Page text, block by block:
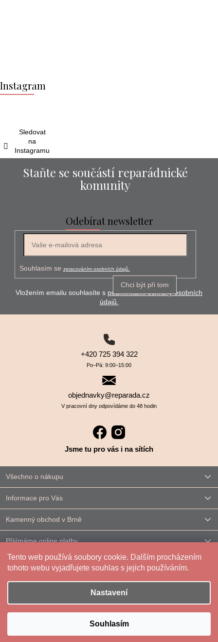
Tento web používá soubory cookie. Dalším procházením
tohoto webu vyjadřujete souhlas s jejich používáním.
Nastavení
Souhlasím
á
p
Instagram
Sledovat
na
Instagramu
Staňte se součástí reparádnické
komunity
Odebírat newsletter
Souhlasím se zpracováním osobních údajů.
Chci být při tom
Vložením emailu souhlasíte s podmínkami ochrany osobních
údajů.
+420 725 394 322
Po–⁠⁠⁠⁠⁠⁠Pá: 9:00–⁠⁠⁠⁠⁠⁠15:00
objednavky@reparada.cz
V pracovní dny odpovídáme do 48 hodin
Jsme tu pro vás i na sítích
Všechno o nákupu
Informace pro Vás
Kamenný obchod v Brně
Přijímáme online platby
Kontakt
Vytvořil Shoptet|Upravilo
Reparáda. Všechna práva vyhrazena.